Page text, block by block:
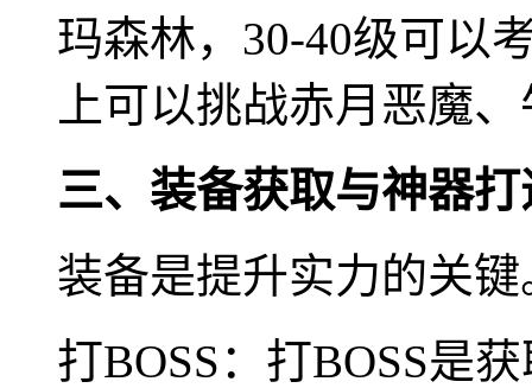
玛森林，30-40级可以
上可以挑战赤月恶魔
三、装备获取与神器打
装备是提升实力的关键
打BOSS：打BOSS是